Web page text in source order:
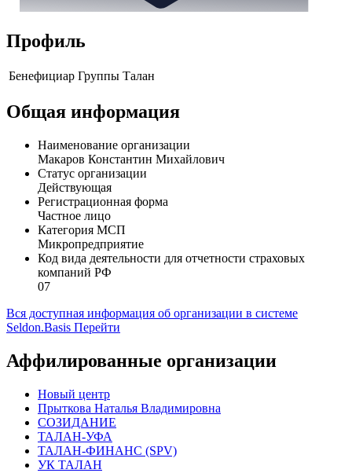
Профиль
Бенефициар Группы Талан
Общая информация
Наименование организации
Макаров Константин Михайлович
Статус организации
Действующая
Регистрационная форма
Частное лицо
Категория МСП
Микропредприятие
Код вида деятельности для отчетности страховых
компаний РФ
07
Вся доступная информация об организации в системе
Seldon.Basis Перейти
Аффилированные организации
Новый центр
Прыткова Наталья Владимировна
СОЗИДАНИЕ
ТАЛАН-УФА
ТАЛАН-ФИНАНС (SPV)
УК ТАЛАН